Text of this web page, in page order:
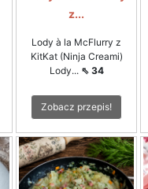
z...
Lody à la McFlurry z
KitKat (Ninja Creami)
Lody... ⇖ 34
Zobacz przepis!